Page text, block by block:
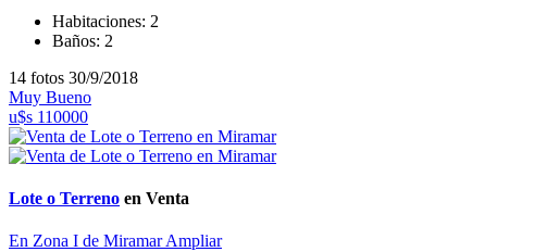
Habitaciones: 2
Baños: 2
14 fotos 30/9/2018
Muy Bueno
u$s 110000
Lote o Terreno en Venta
En Zona I de MiramarAmpliar